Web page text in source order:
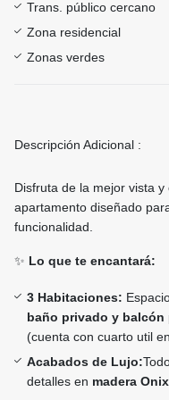
Trans. público cercano
Zona residencial
Zonas verdes
Descripción Adicional :
Disfruta de la mejor vista
apartamento diseñado
funcionalidad.
✨ Lo que te encantará:
3 Habitaciones:
baño privado y balcón
(cuenta con cuarto util
Acabados de Lujo:
detalles en madera Onix